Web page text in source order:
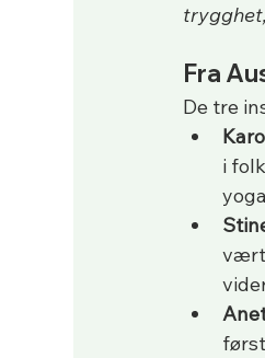
Fra
De tre
i
vært